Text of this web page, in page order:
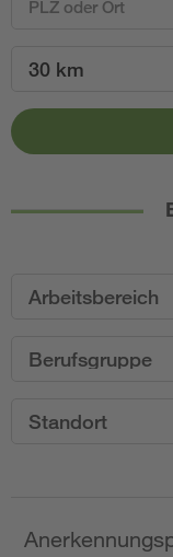
30 km
Arbeitsbereich
Berufsgruppe
Standort